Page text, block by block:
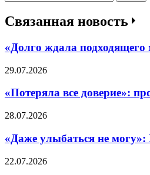
Связанная новость
«Долго ждала подходящего
29.07.2026
«Потеряла все доверие»:
28.07.2026
«Даже улыбаться не
22.07.2026